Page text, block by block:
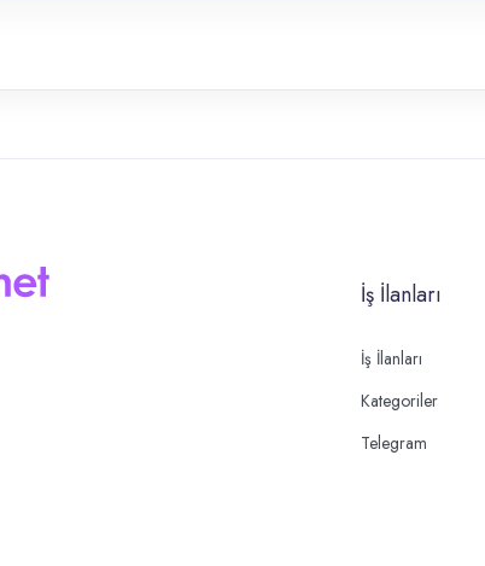
İş İlanları
İş İlanları
Kategoriler
Telegram